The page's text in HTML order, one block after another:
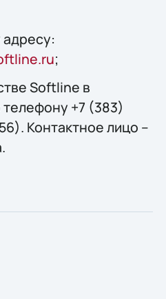
;
Softline в
+7 (383)
Контактное лицо –